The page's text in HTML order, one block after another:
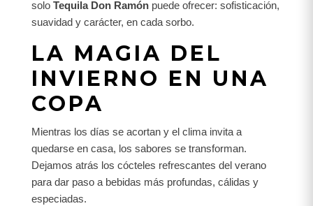
solo Tequila Don Ramón puede ofrecer: sofisticación,
suavidad y carácter, en cada sorbo.
LA MAGIA DEL
INVIERNO EN UNA
COPA
Mientras los días se acortan y el clima invita a
quedarse en casa, los sabores se transforman.
Dejamos atrás los cócteles refrescantes del verano
para dar paso a bebidas más profundas, cálidas y
especiadas.